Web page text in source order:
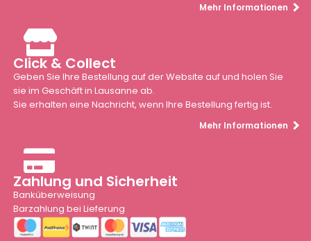
Mehr Informationen
Click & Collect
Geben Sie Ihre Bestellung auf der Website auf und holen Sie
sie im Geschäft in Lausanne ab.
Sie erhalten eine Nachricht, wenn Ihre Bestellung fertig ist.
Mehr Informationen
Zahlung und Sicherheit
Banküberweisung
Barzahlung bei Lieferung